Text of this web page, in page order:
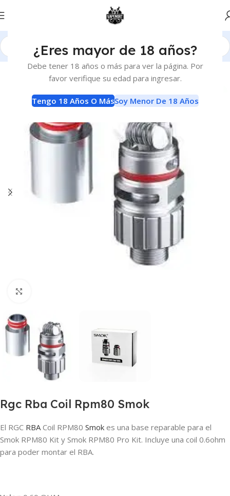
¿Eres mayor de 18 años?
Debe tener 18 años o más para ver la página. Por
favor verifique su edad para ingresar.
Tengo 18 Años O MásSoy Menor De 18 Años
Inicio Atomizadores RBA
-50%
Rgc Rba Coil Rpm80 Smok
El RGC RBACoil RPM80 Smok es una base reparable para el
Smok RPM80 Kit y Smok RPM80 Pro Kit. Incluye una coil 0.6ohm
para poder montar el RBA.